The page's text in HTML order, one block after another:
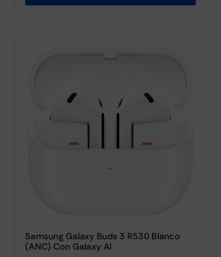
Samsung Galaxy Buds 3 R530 Blanco
(ANC) Con Galaxy AI